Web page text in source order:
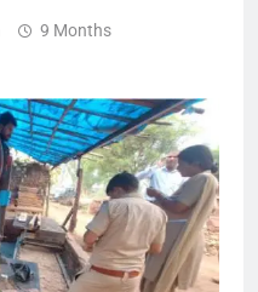
9 Months